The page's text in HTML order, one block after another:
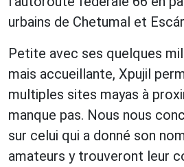
urbains de Chetumal et
Petite avec ses quelques
mais accueillante, Xpujil
multiples sites mayas à
manque pas. Nous nous
sur celui qui a donné son
amateurs y trouveront leur